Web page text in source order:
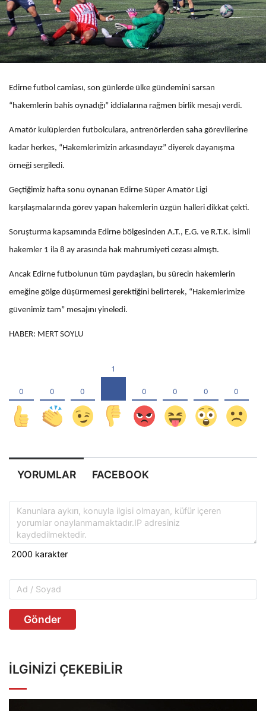
Edirne futbol camiası, son günlerde ülke gündemini sarsan
“hakemlerin bahis oynadığı” iddialarına rağmen birlik mesajı verdi.
Amatör kulüplerden futbolculara, antrenörlerden saha görevlilerine
kadar herkes, “Hakemlerimizin arkasındayız” diyerek dayanışma
örneği sergiledi.
Geçtiğimiz hafta sonu oynanan Edirne Süper Amatör Ligi
karşılaşmalarında görev yapan hakemlerin üzgün halleri dikkat çekti.
Soruşturma kapsamında Edirne bölgesinden A.T., E.G. ve R.T.K. isimli
hakemler 1 ila 8 ay arasında hak mahrumiyeti cezası almıştı.
Ancak Edirne futbolunun tüm paydaşları, bu sürecin hakemlerin
emeğine gölge düşürmemesi gerektiğini belirterek, “Hakemlerimize
güvenimiz tam” mesajını yineledi.
HABER: MERT SOYLU
YORUMLAR FACEBOOK
Gönder
İLGINIZI ÇEKEBILIR